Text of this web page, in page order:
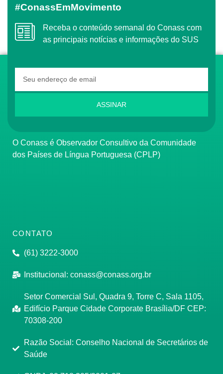
#ConassEmMovimento
Receba o conteúdo semanal do Conass com
as principais notícias e informações do SUS
ASSINAR
O Conass é Observador Consultivo da Comunidade
dos Países de Língua Portuguesa (CPLP)
CONTATO
(61) 3222-3000
Institucional: conass@conass.org.br
Setor Comercial Sul, Quadra 9, Torre C, Sala 1105,
Edifício Parque Cidade Corporate Brasília/DF CEP:
70308-200
Razão Social: Conselho Nacional de Secretários de
Saúde